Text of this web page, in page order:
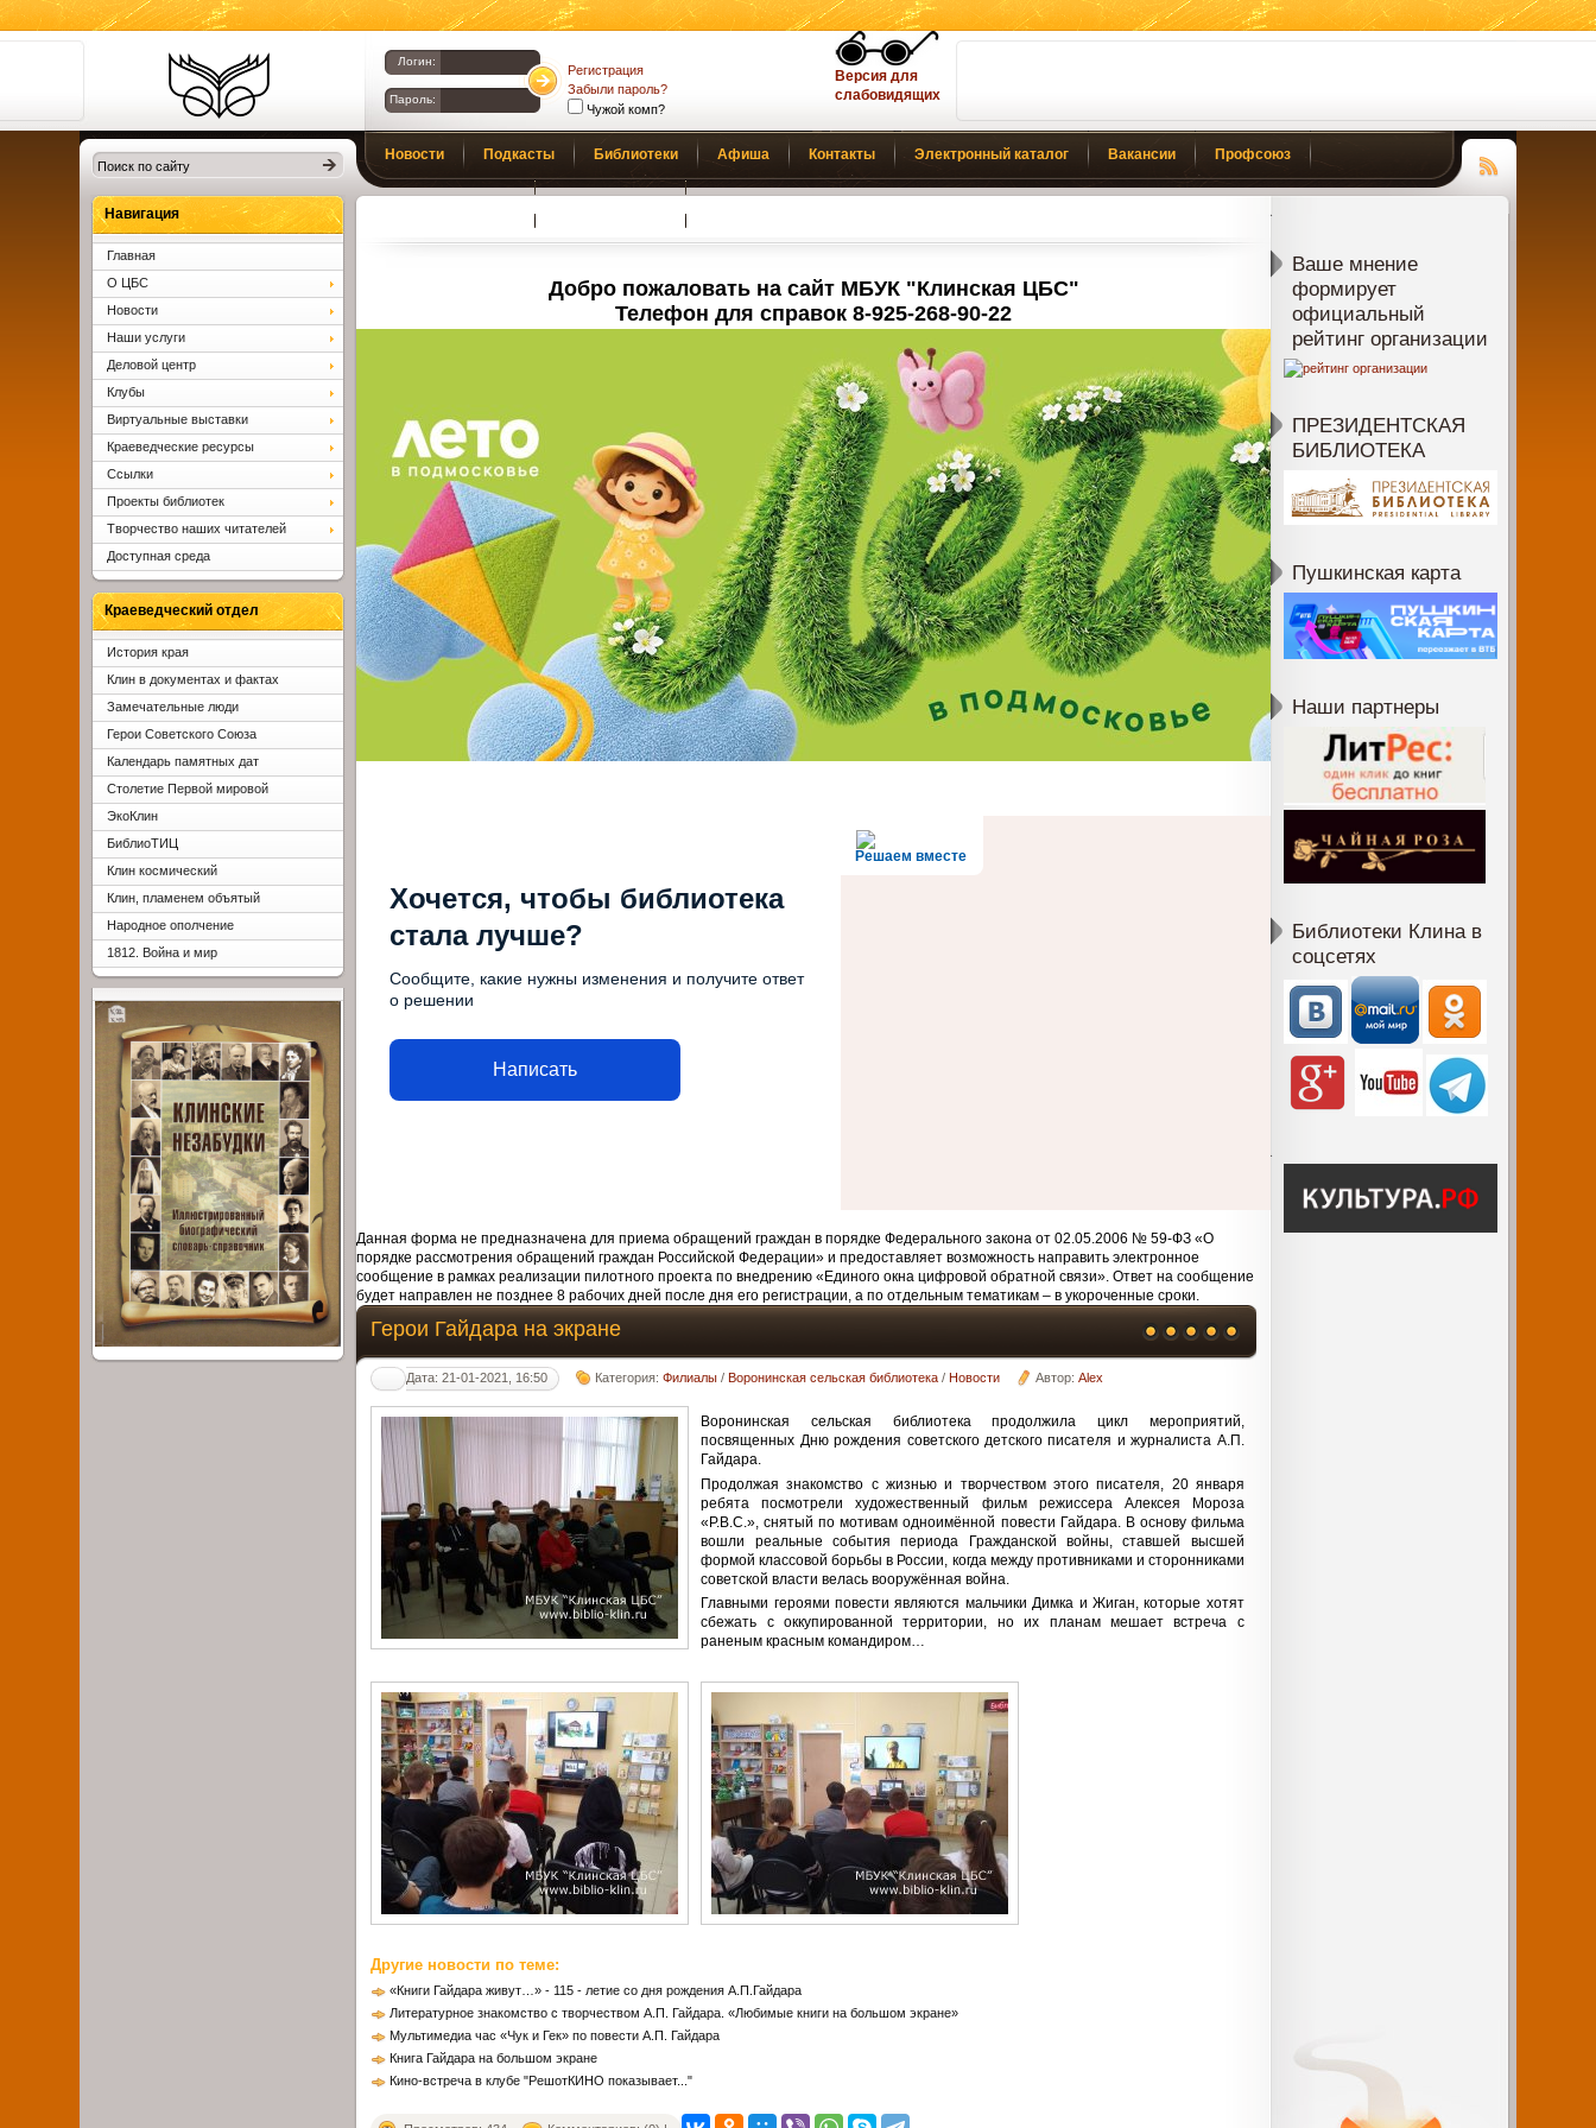
Библиотеки
Клина. Клинская
ЦБС.
Логин:
Пароль:
Регистрация
Забыли пароль?
Чужой комп?
Версия для
слабовидящих
Новости Подкасты Библиотеки Афиша Контакты Электронный каталог Вакансии Профсоюз
Чтение
Добро пожаловать на сайт МБУК "Клинская ЦБС"
Телефон для справок 8-925-268-90-22
Решаем вместе
Хочется, чтобы библиотека
стала лучше?
Сообщите, какие нужны изменения и получите ответ
о решении
Написать
Данная форма не предназначена для приема обращений граждан в порядке Федерального закона от 02.05.2006 № 59-ФЗ «О
порядке рассмотрения обращений граждан Российской Федерации» и предоставляет возможность направить электронное
сообщение в рамках реализации пилотного проекта по внедрению «Единого окна цифровой обратной связи». Ответ на сообщение
будет направлен не позднее 8 рабочих дней после дня его регистрации, а по отдельным тематикам – в укороченные сроки.
Герои Гайдара на экране
Дата: 21-01-2021, 16:50 Категория:Филиалы /Воронинская сельская библиотека /Новости Автор:Alex
Воронинская сельская библиотека продолжила цикл мероприятий,
посвященных Дню рождения советского детского писателя и журналиста А.П.
Гайдара.
Продолжая знакомство с жизнью и творчеством этого писателя, 20 января
ребята посмотрели художественный фильм режиссера Алексея Мороза
«Р.В.С.», снятый по мотивам одноимённой повести Гайдара. В основу фильма
вошли реальные события периода Гражданской войны, ставшей высшей
формой классовой борьбы в России, когда между противниками и сторонниками
советской власти велась вооружённая война.
Главными героями повести являются мальчики Димка и Жиган, которые хотят
сбежать с оккупированной территории, но их планам мешает встреча с
раненым красным командиром…
Другие новости по теме:
«Книги Гайдара живут…» - 115 - летие со дня рождения А.П.Гайдара
Литературное знакомство с творчеством А.П. Гайдара. «Любимые книги на большом экране»
Мультимедиа час «Чук и Гек» по повести А.П. Гайдара
Книга Гайдара на большом экране
Кино-встреча в клубе "РешотКИНО показывает..."
Ваше мнение
формирует
официальный
рейтинг организации
ПРЕЗИДЕНТСКАЯ
БИБЛИОТЕКА
Пушкинская карта
Наши партнеры
Библиотеки Клина в
соцсетях
Навигация
Главная
О ЦБС
Новости
Наши услуги
Деловой центр
Клубы
Виртуальные выставки
Краеведческие ресурсы
Ссылки
Проекты библиотек
Творчество наших читателей
Доступная среда
Краеведческий отдел
История края
Клин в документах и фактах
Замечательные люди
Герои Советского Союза
Календарь памятных дат
Столетие Первой мировой
ЭкоКлин
БиблиоТИЦ
Клин космический
Клин, пламенем объятый
Народное ополчение
1812. Война и мир